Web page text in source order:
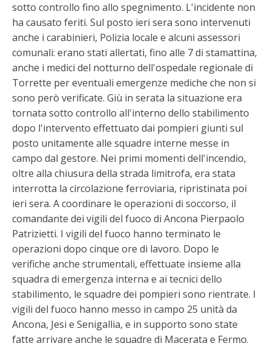
sotto controllo fino allo spegnimento. L'incidente non
ha causato feriti. Sul posto ieri sera sono intervenuti
anche i carabinieri, Polizia locale e alcuni assessori
comunali: erano stati allertati, fino alle 7 di stamattina,
anche i medici del notturno dell'ospedale regionale di
Torrette per eventuali emergenze mediche che non si
sono però verificate. Giù in serata la situazione era
tornata sotto controllo all'interno dello stabilimento
dopo l'intervento effettuato dai pompieri giunti sul
posto unitamente alle squadre interne messe in
campo dal gestore. Nei primi momenti dell'incendio,
oltre alla chiusura della strada limitrofa, era stata
interrotta la circolazione ferroviaria, ripristinata poi
ieri sera. A coordinare le operazioni di soccorso, il
comandante dei vigili del fuoco di Ancona Pierpaolo
Patrizietti. I vigili del fuoco hanno terminato le
operazioni dopo cinque ore di lavoro. Dopo le
verifiche anche strumentali, effettuate insieme alla
squadra di emergenza interna e ai tecnici dello
stabilimento, le squadre dei pompieri sono rientrate. I
vigili del fuoco hanno messo in campo 25 unità da
Ancona, Jesi e Senigallia, e in supporto sono state
fatte arrivare anche le squadre di Macerata e Fermo.